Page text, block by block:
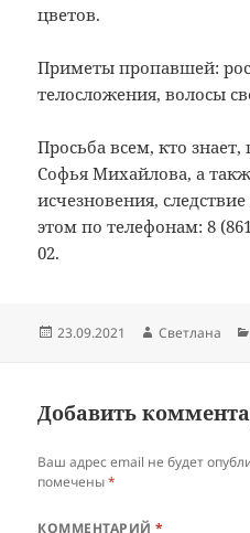
цветов.
Приметы пропавшей:
телосложения, волосы
Просьба всем, кто
Софья Михайлова, а
исчезновения,
этом по телефонам: 8
02.
Опубликовано
23.09.2021 Автор
Светлана
Добавить
Ваш адрес email не будет
помечены*
КОММЕНТАРИЙ*